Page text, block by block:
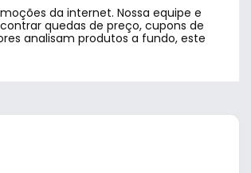
da internet. Nossa equipe e
quedas de preço, cupons de
analisam produtos a fundo, este